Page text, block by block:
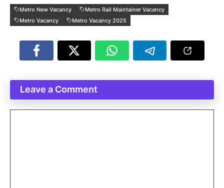
Metro New Vacancy
Metro Rail Maintainer Vacancy
Metro Vacancy
Metro Vacancy 2025
Leave a Comment